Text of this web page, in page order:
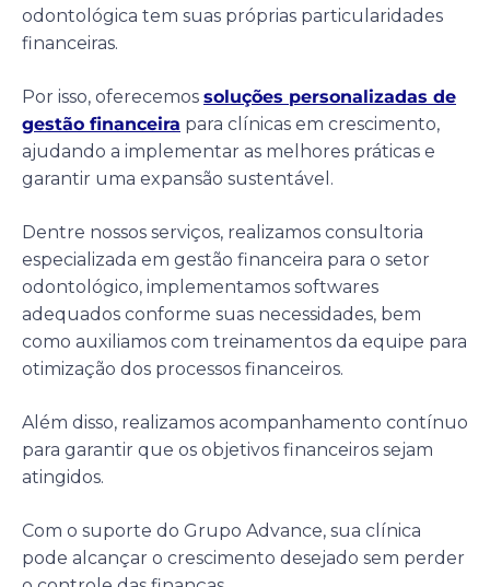
odontológica tem suas próprias particularidades
financeiras.
Por isso, oferecemos soluções personalizadas de
gestão financeira para clínicas em crescimento,
ajudando a implementar as melhores práticas e
garantir uma expansão sustentável.
Dentre nossos serviços, realizamos consultoria
especializada em gestão financeira para o setor
odontológico, implementamos softwares
adequados conforme suas necessidades, bem
como auxiliamos com treinamentos da equipe para
otimização dos processos financeiros.
Além disso, realizamos acompanhamento contínuo
para garantir que os objetivos financeiros sejam
atingidos.
Com o suporte do Grupo Advance, sua clínica
pode alcançar o crescimento desejado sem perder